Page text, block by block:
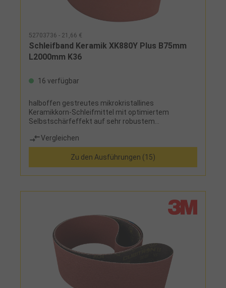
52703736 - 21,66 €
Schleifband Keramik XK880Y Plus B75mm
L2000mm K36
16 verfügbar
halboffen gestreutes mikrokristallines
Keramikkorn-Schleifmittel mit optimiertem
Selbstschärfeffekt auf sehr robustem
Schleifen von hochlegiertem Stahl mit mittlerem
bis hohem Andruck, Zusatzschicht "Top Size"
reduziert die Temperatur in der Schleifzone
Vergleichen
Zu den Ausführungen (15)